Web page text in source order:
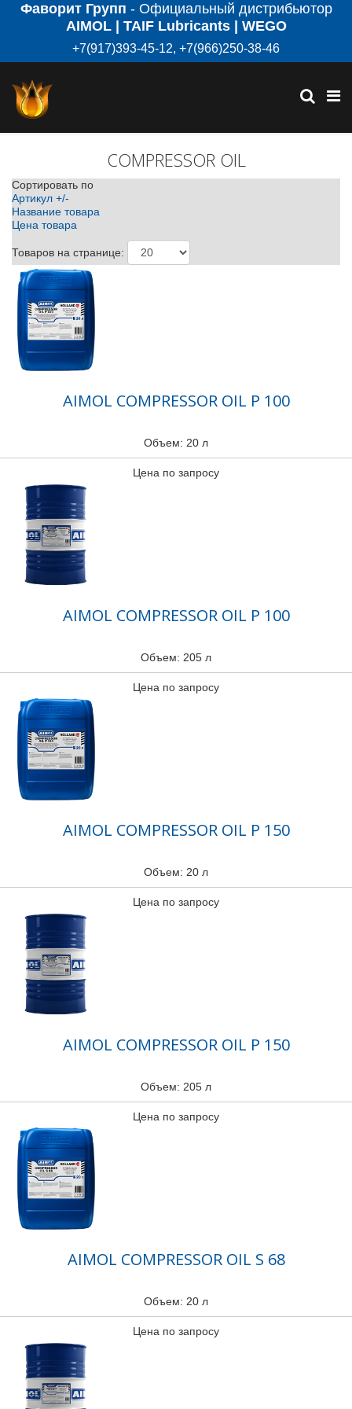
Фаворит Групп - Официальный дистрибьютор
AIMOL | TAIF Lubricants | WEGO
+7(917)393-45-12, +7(966)250-38-46
COMPRESSOR OIL
Сортировать по
Артикул +/-
Название товара
Цена товара
Товаров на странице:
AIMOL COMPRESSOR OIL P 100
Объем: 20 л
Цена по запросу
AIMOL COMPRESSOR OIL P 100
Объем: 205 л
Цена по запросу
AIMOL COMPRESSOR OIL P 150
Объем: 20 л
Цена по запросу
AIMOL COMPRESSOR OIL P 150
Объем: 205 л
Цена по запросу
AIMOL COMPRESSOR OIL S 68
Объем: 20 л
Цена по запросу